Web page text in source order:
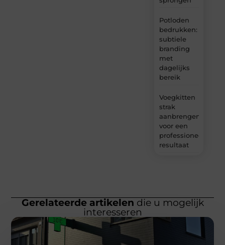
Potloden
bedrukken:
subtiele
branding
met
dagelijks
bereik
Voegkitten
strak
aanbrengen
voor een
professioneel
resultaat
Gerelateerde artikelen die u mogelijk
interesseren